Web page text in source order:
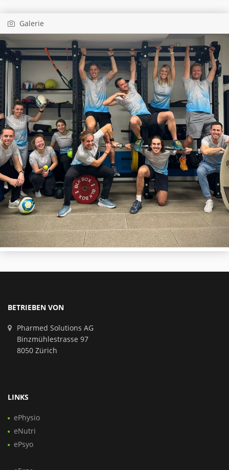
Galerie
BETRIEBEN VON
Pharmed Solutions AG
Binzmühlestrasse 97
8050 Zürich
LINKS
ePhysio
eNutri
ePsyo